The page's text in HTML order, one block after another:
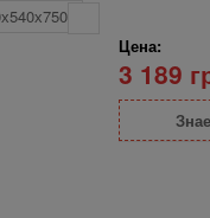
Цена:
3 189